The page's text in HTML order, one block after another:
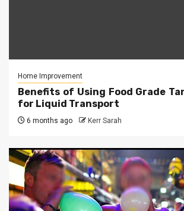
Home Improvement
Benefits of Using Food Grade
for Liquid Transport
6 months ago Kerr Sarah